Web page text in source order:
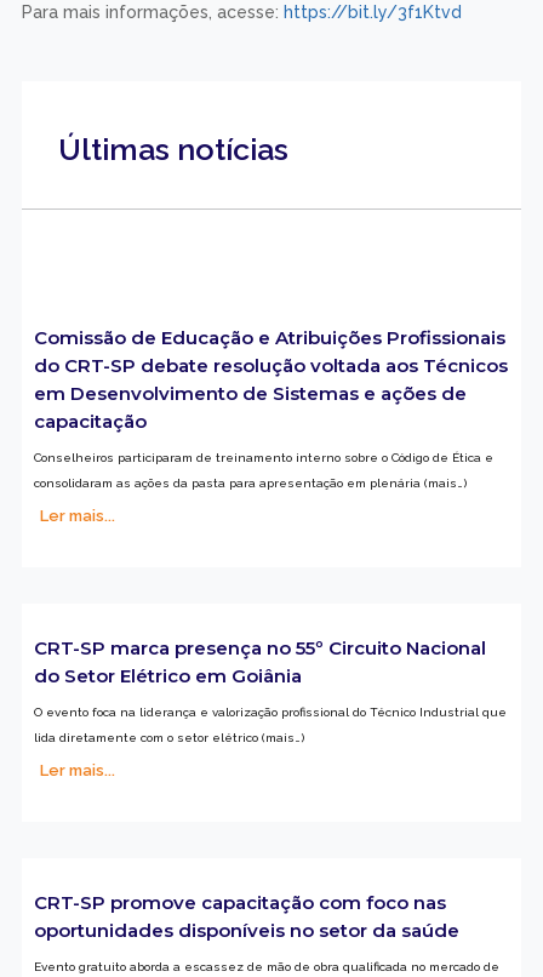
Para mais informações, acesse: https://bit.ly/3f1Ktvd
Últimas notícias
Comissão de Educação e Atribuições Profissionais
do CRT-SP debate resolução voltada aos Técnicos
em Desenvolvimento de Sistemas e ações de
capacitação
Conselheiros participaram de treinamento interno sobre o Código de Ética e
consolidaram as ações da pasta para apresentação em plenária (mais…)
Ler mais...
CRT-SP marca presença no 55º Circuito Nacional
do Setor Elétrico em Goiânia
O evento foca na liderança e valorização profissional do Técnico Industrial que
lida diretamente com o setor elétrico (mais…)
Ler mais...
CRT-SP promove capacitação com foco nas
oportunidades disponíveis no setor da saúde
Evento gratuito aborda a escassez de mão de obra qualificada no mercado de